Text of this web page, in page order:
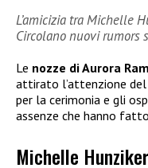
L’amicizia tra Michelle
Circolano nuovi rumors
Le nozze di Aurora
attirato l’attenzione
per la cerimonia e gli
assenze che hanno
Michelle